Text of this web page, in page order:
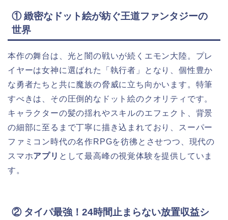
① 緻密なドット絵が紡ぐ王道ファンタジーの
世界
本作の舞台は、光と闇の戦いが続くエモン大陸。プレ
イヤーは女神に選ばれた「執行者」となり、個性豊か
な勇者たちと共に魔族の脅威に立ち向かいます。特筆
すべきは、その圧倒的なドット絵のクオリティです。
キャラクターの髪の揺れやスキルのエフェクト、背景
の細部に至るまで丁寧に描き込まれており、スーパー
ファミコン時代の名作RPGを彷彿とさせつつ、現代の
スマホアプリ として最高峰の視覚体験を提供していま
す。
② タイパ最強！24時間止まらない放置収益シ